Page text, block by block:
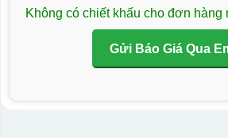
Không có chiết khấu cho đơn hàng
Gửi Báo Giá Qua